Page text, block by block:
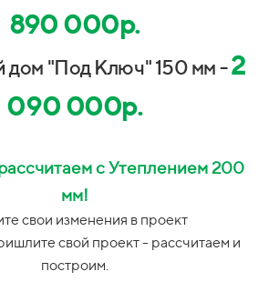
890 000р.
дом "Под Ключ" 150 мм -2
090 000р.
с Утеплением 200
мм!
свои изменения в проект
свой проект - рассчитаем и
построим.